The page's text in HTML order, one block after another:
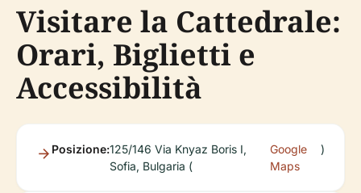
Visitare la Cattedrale:
Orari, Biglietti e
Accessibilità
Posizione:125/146 Via Knyaz Boris I,
Sofia, Bulgaria (
Google
Maps
)